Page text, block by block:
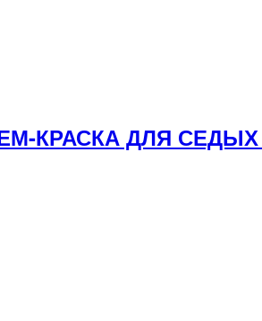
КРЕМ-КРАСКА ДЛЯ